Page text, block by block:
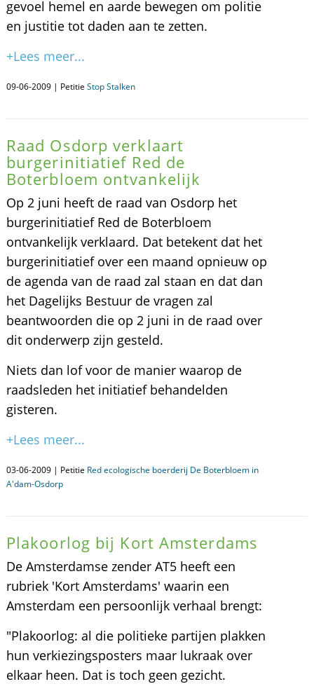
gevoel hemel en aarde bewegen om politie
en justitie tot daden aan te zetten.
+Lees meer...
09-06-2009 | Petitie Stop Stalken
Raad Osdorp verklaart
burgerinitiatief Red de
Boterbloem ontvankelijk
Op 2 juni heeft de raad van Osdorp het
burgerinitiatief Red de Boterbloem
ontvankelijk verklaard. Dat betekent dat het
burgerinitiatief over een maand opnieuw op
de agenda van de raad zal staan en dat dan
het Dagelijks Bestuur de vragen zal
beantwoorden die op 2 juni in de raad over
dit onderwerp zijn gesteld.
Niets dan lof voor de manier waarop de
raadsleden het initiatief behandelden
gisteren.
+Lees meer...
03-06-2009 | Petitie Red ecologische boerderij De Boterbloem in
A'dam-Osdorp
Plakoorlog bij Kort Amsterdams
De Amsterdamse zender AT5 heeft een
rubriek 'Kort Amsterdams' waarin een
Amsterdam een persoonlijk verhaal brengt:
"Plakoorlog: al die politieke partijen plakken
hun verkiezingsposters maar lukraak over
elkaar heen. Dat is toch geen gezicht.